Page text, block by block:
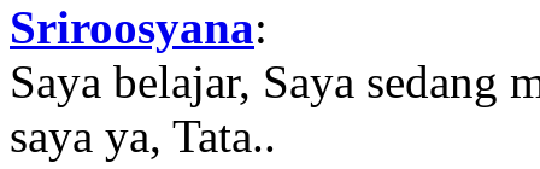
Sriroosyana:
Saya belajar, Saya sedang
saya ya, Tata..